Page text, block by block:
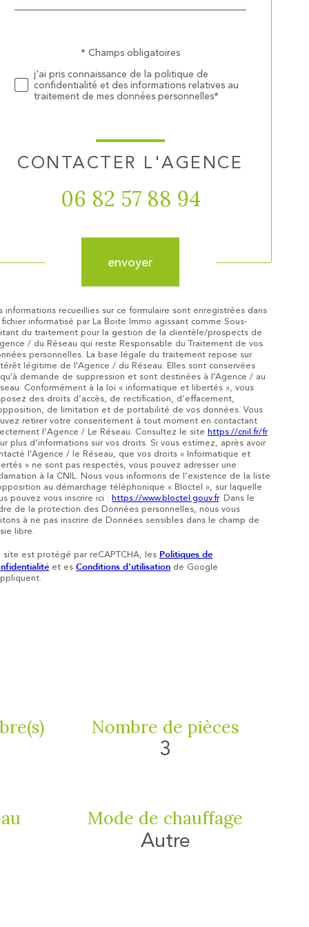
défaut
Validation* Champs obligatoires
j'ai pris connaissance de la politique de
confidentialité et des informations relatives au
traitement de mes données personnelles*
CONTACTER L'AGENCE
06 82 57 88 94
envoyer
informations recueillies sur ce formulaire sont enregistrées dans
fichier informatisé par La Boite Immo agissant comme Sous-
du traitement pour la gestion de la clientèle/prospects de
/ du Réseau qui reste Responsable du Traitement de vos
personnelles. La base légale du traitement repose sur
légitime de l'Agence / du Réseau. Elles sont conservées
demande de suppression et sont destinées à l'Agence / au
Conformément à la loi « informatique et libertés », vous
des droits d’accès, de rectification, d’effacement,
de limitation et de portabilité de vos données. Vous
retirer votre consentement à tout moment en contactant
l’Agence / Le Réseau. Consultez le site https://cnil.fr/fr
plus d’informations sur vos droits. Si vous estimez, après avoir
l'Agence / le Réseau, que vos droits « Informatique et
» ne sont pas respectés, vous pouvez adresser une
à la CNIL. Nous vous informons de l’existence de la liste
au démarchage téléphonique « Bloctel », sur laquelle
pouvez vous inscrire ici : https://www.bloctel.gouv.fr. Dans le
de la protection des Données personnelles, nous vous
à ne pas inscrire de Données sensibles dans le champ de
libre.
site est protégé par reCAPTCHA, les Politiques de
et es Conditions d'utilisation de Google
Nombre de pièces
3
Mode de chauffage
Autre